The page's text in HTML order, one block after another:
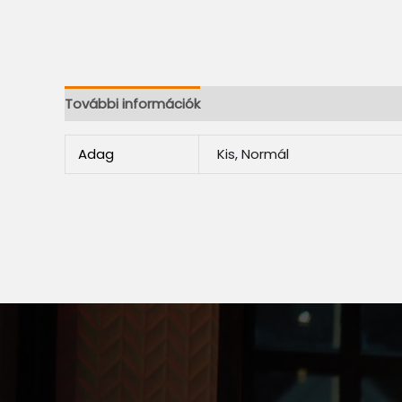
További információk
Adag Kis, Normál